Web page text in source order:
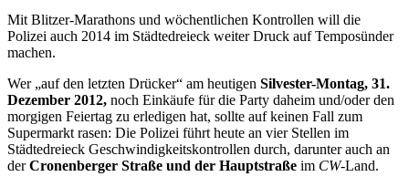
Mit Blitzer-Marathons und wöchentlichen Kontrollen will die
Polizei auch 2014 im Städtedreieck weiter Druck auf Temposünder
machen.
Wer „auf den letzten Drücker“ am heutigen Silvester-Montag, 31.
Dezember 2012, noch Einkäufe für die Party daheim und/oder den
morgigen Feiertag zu erledigen hat, sollte auf keinen Fall zum
Supermarkt rasen: Die Polizei führt heute an vier Stellen im
Städtedreieck Geschwindigkeitskontrollen durch, darunter auch an
derCronenberger Straße und der Hauptstraße im CW-Land.